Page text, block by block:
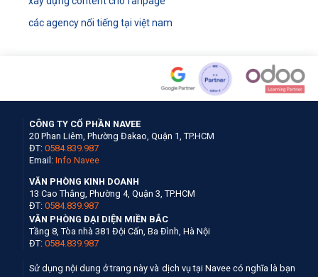
các agency nổi tiếng tại việt nam
CÔNG TY CỔ PHẦN NAVEE
20 Phan Liêm, Phường Đakao, Quận 1, TP.HCM
ĐT: 0584.839.987
Email: Info Navee
VĂN PHÒNG KINH DOANH
13 Cao Thắng, Phường 4, Quận 3, TP.HCM
ĐT: 0584.839.987
VĂN PHÒNG ĐẠI DIỆN MIỀN BẮC
Tầng 8, Tòa nhà 381 Đội Cấn, Ba Đình, Hà Nội
ĐT: 0584.839.987
Sử dụng nội dung ở trang này và dịch vụ tại Navee có nghĩa là bạn